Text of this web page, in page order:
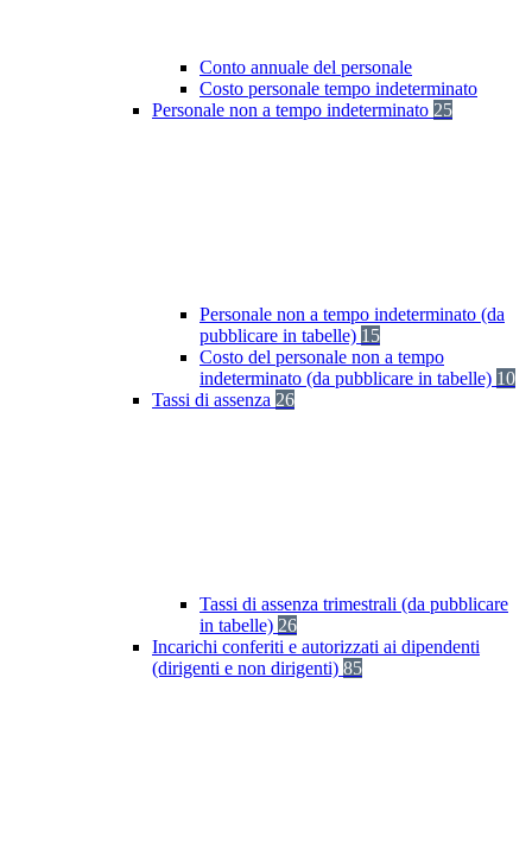
Conto annuale del personale
Costo personale tempo indeterminato
Personale non a tempo indeterminato 25
Personale non a tempo indeterminato (da
pubblicare in tabelle) 15
Costo del personale non a tempo
indeterminato (da pubblicare in tabelle) 10
Tassi di assenza 26
Tassi di assenza trimestrali (da pubblicare
in tabelle) 26
Incarichi conferiti e autorizzati ai dipendenti
(dirigenti e non dirigenti) 85